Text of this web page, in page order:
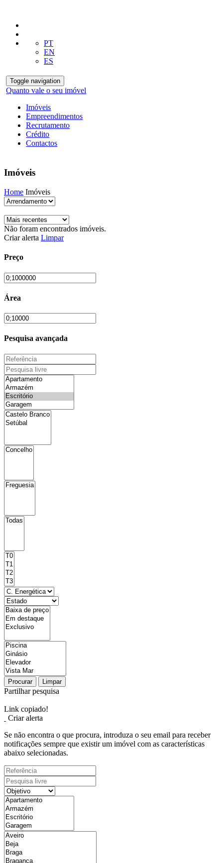
PT
EN
ES
Toggle navigation
Quanto vale o seu imóvel
Imóveis
Empreendimentos
Recrutamento
Crédito
Contactos
Imóveis
Home Imóveis
Não foram encontrados imóveis.
Criar alerta Limpar
Preço
Área
Pesquisa avançada
Procurar Limpar
Partilhar pesquisa
Link copiado!
Criar alerta
Se não encontra o que procura, introduza o seu email para receber
notificações sempre que existir um imóvel com as características
abaixo selecionadas.